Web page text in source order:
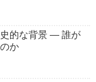
的な背景 ― 誰が
か